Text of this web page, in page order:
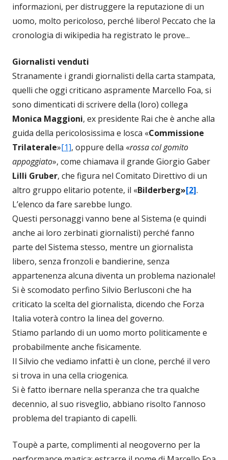
informazioni, per distruggere la reputazione di un
uomo, molto pericoloso, perché libero! Peccato che la
cronologia di wikipedia ha registrato le prove...
Giornalisti venduti
Stranamente i grandi giornalisti della carta stampata,
quelli che oggi criticano aspramente Marcello Foa, si
sono dimenticati di scrivere della (loro) collega
Monica Maggioni, ex presidente Rai che è anche alla
guida della pericolosissima e losca «Commissione
Trilaterale»[1], oppure della «rossa col gomito
appoggiato», come chiamava il grande Giorgio Gaber
Lilli Gruber, che figura nel Comitato Direttivo di un
altro gruppo elitario potente, il «Bilderberg»[2].
L’elenco da fare sarebbe lungo.
Questi personaggi vanno bene al Sistema (e quindi
anche ai loro zerbinati giornalisti) perché fanno
parte del Sistema stesso, mentre un giornalista
libero, senza fronzoli e bandierine, senza
appartenenza alcuna diventa un problema nazionale!
Si è scomodato perfino Silvio Berlusconi che ha
criticato la scelta del giornalista, dicendo che Forza
Italia voterà contro la linea del governo.
Stiamo parlando di un uomo morto politicamente e
probabilmente anche fisicamente.
Il Silvio che vediamo infatti è un clone, perché il vero
si trova in una cella criogenica.
Si è fatto ibernare nella speranza che tra qualche
decennio, al suo risveglio, abbiano risolto l’annoso
problema del trapianto di capelli.
Toupè a parte, complimenti al neogoverno per la